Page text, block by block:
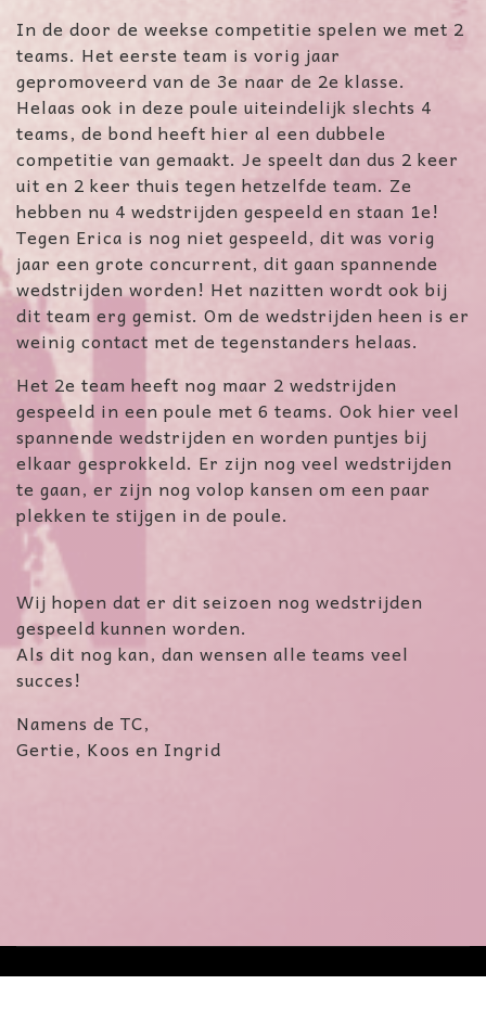
In de door de weekse competitie spelen we met 2
teams. Het eerste team is vorig jaar
gepromoveerd van de 3e naar de 2e klasse.
Helaas ook in deze poule uiteindelijk slechts 4
teams, de bond heeft hier al een dubbele
competitie van gemaakt. Je speelt dan dus 2 keer
uit en 2 keer thuis tegen hetzelfde team. Ze
hebben nu 4 wedstrijden gespeeld en staan 1e!
Tegen Erica is nog niet gespeeld, dit was vorig
jaar een grote concurrent, dit gaan spannende
wedstrijden worden! Het nazitten wordt ook bij
dit team erg gemist. Om de wedstrijden heen is er
weinig contact met de tegenstanders helaas.
Het 2e team heeft nog maar 2 wedstrijden
gespeeld in een poule met 6 teams. Ook hier veel
spannende wedstrijden en worden puntjes bij
elkaar gesprokkeld. Er zijn nog veel wedstrijden
te gaan, er zijn nog volop kansen om een paar
plekken te stijgen in de poule.
Wij hopen dat er dit seizoen nog wedstrijden
gespeeld kunnen worden.
Als dit nog kan, dan wensen alle teams veel
succes!
Namens de TC,
Gertie, Koos en Ingrid